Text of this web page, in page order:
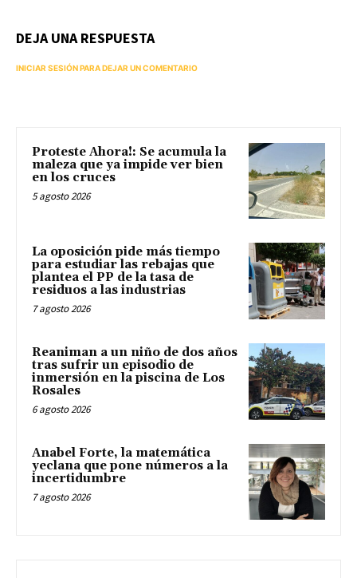
DEJA UNA RESPUESTA
INICIAR SESIÓN PARA DEJAR UN COMENTARIO
Proteste Ahora!: Se acumula la
maleza que ya impide ver bien
en los cruces
5 agosto 2026
La oposición pide más tiempo
para estudiar las rebajas que
plantea el PP de la tasa de
residuos a las industrias
7 agosto 2026
Reaniman a un niño de dos años
tras sufrir un episodio de
inmersión en la piscina de Los
Rosales
6 agosto 2026
Anabel Forte, la matemática
yeclana que pone números a la
incertidumbre
7 agosto 2026